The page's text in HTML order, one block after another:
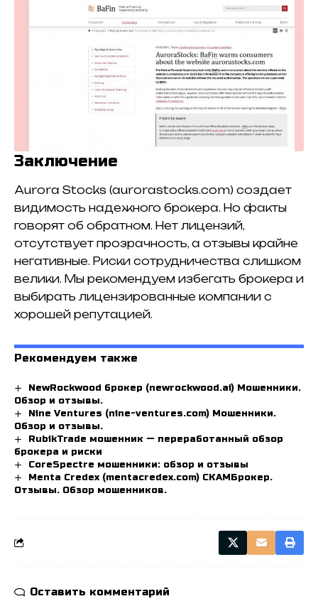
Заключение
Aurora Stocks (aurorastocks.com) создает
видимость надежного брокера. Но факты
говорят об обратном. Нет лицензий,
отсутствует прозрачность, а отзывы крайне
негативные. Риски сотрудничества слишком
велики. Мы рекомендуем избегать брокера и
выбирать лицензированные компании с
хорошей репутацией.
Рекомендуем также
NewRockwood брокер (newrockwood.ai) Мошенники.
Обзор и отзывы.
Nine Ventures (nine-ventures.com) Мошенники.
Обзор и отзывы.
RubikTrade мошенник — переработанный обзор
брокера и риски
CoreSpectre мошенники: обзор и отзывы
Menta Credex (mentacredex.com) СКАМБрокер.
Отзывы. Обзор мошенников.
Оставить комментарий